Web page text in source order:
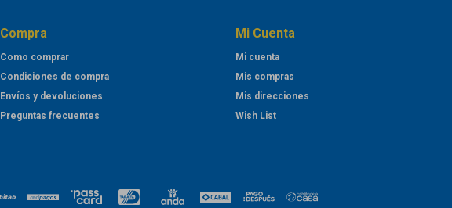
Compra
Como comprar
Condiciones de compra
Envíos y devoluciones
Preguntas frecuentes
Mi Cuenta
Mi cuenta
Mis compras
Mis direcciones
Wish List